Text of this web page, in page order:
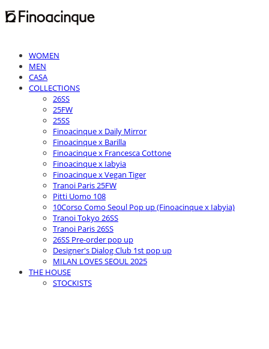
WOMEN
MEN
CASA
COLLECTIONS
26SS
25FW
25SS
Finoacinque x Daily Mirror
Finoacinque x Barilla
Finoacinque x Francesca Cottone
Finoacinque x Iabyia
Finoacinque x Vegan Tiger
Tranoi Paris 25FW
Pitti Uomo 108
10Corso Como Seoul Pop up (Finoacinque x Iabyia)
Tranoi Tokyo 26SS
Tranoi Paris 26SS
26SS Pre-order pop up
Designer's Dialog Club 1st pop up
MILAN LOVES SEOUL 2025
THE HOUSE
STOCKISTS